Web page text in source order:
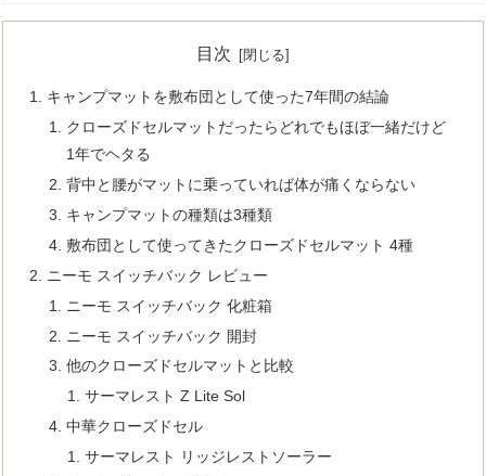
目次
キャンプマットを敷布団として使った7年間の結論
クローズドセルマットだったらどれでもほぼ一緒だけど
1年でヘタる
背中と腰がマットに乗っていれば体が痛くならない
キャンプマットの種類は3種類
敷布団として使ってきたクローズドセルマット 4種
ニーモ スイッチバック レビュー
ニーモ スイッチバック 化粧箱
ニーモ スイッチバック 開封
他のクローズドセルマットと比較
サーマレスト Z Lite Sol
中華クローズドセル
サーマレスト リッジレストソーラー